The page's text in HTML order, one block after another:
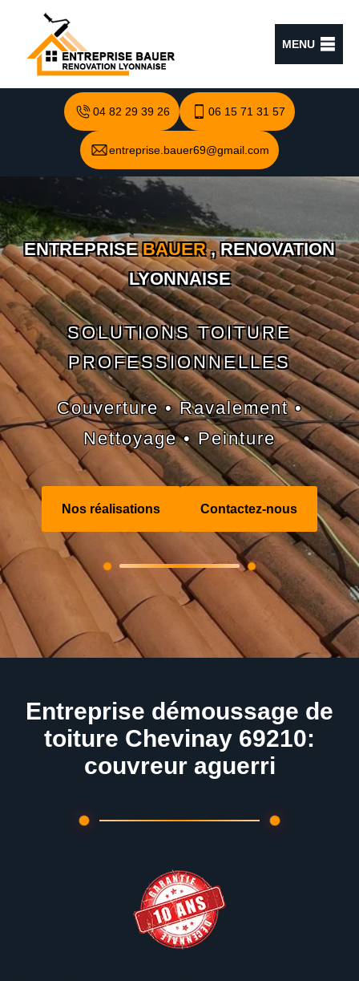
MENU
04 82 29 39 26 06 15 71 31 57
entreprise.bauer69@gmail.com
ENTREPRISEBAUER, RENOVATION
LYONNAISE
SOLUTIONS TOITURE
PROFESSIONNELLES
Couverture • Ravalement •
Nettoyage • Peinture
Nos réalisations Contactez-nous
Entreprise démoussage de
toiture Chevinay 69210:
couvreur aguerri